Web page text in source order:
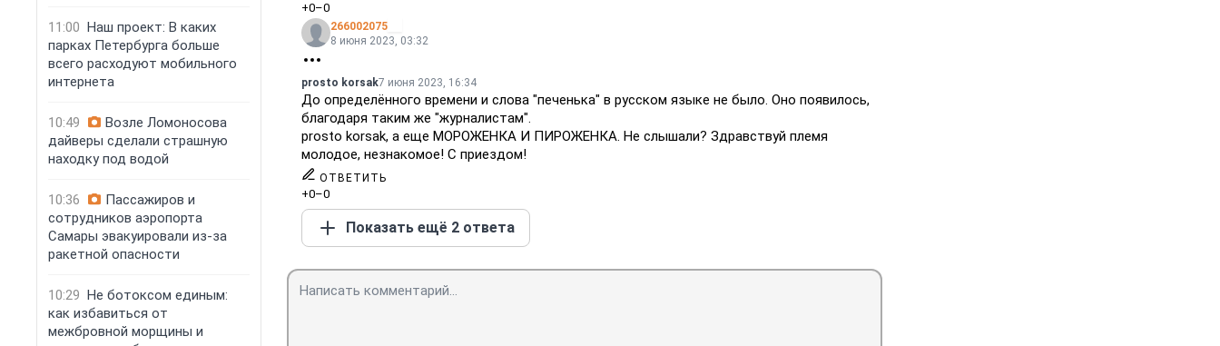
11:00 Наш проект: В каких
парках Петербурга больше
всего расходуют мобильного
интернета
10:49
Возле Ломоносова
дайверы сделали страшную
находку под водой
10:36
Пассажиров и
сотрудников аэропорта
Самары эвакуировали из-за
ракетной опасности
10:29 Не ботоксом единым:
как избавиться от
межбровной морщины и
+0–0
266002075
8 июня 2023, 03:32
prosto korsak7 июня 2023, 16:34
До определённого времени и слова "печенька" в русском языке не было. Оно появилось,
благодаря таким же "журналистам".
prosto korsak, а еще МОРОЖЕНКА И ПИРОЖЕНКА. Не слышали? Здравствуй племя
молодое, незнакомое! С приездом!
ОТВЕТИТЬ
+0–0
Показать ещё 2 ответа